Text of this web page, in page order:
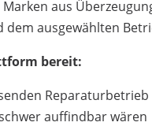
aus
ausgewählten
bereit:
Reparaturbetrieb
auffindbar wären